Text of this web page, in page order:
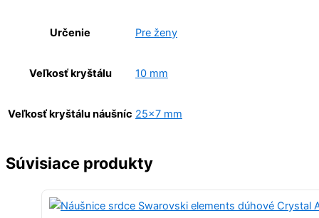
Určenie Pre ženy
Veľkosť kryštálu 10 mm
Veľkosť kryštálu náušníc 25×7 mm
Súvisiace produkty